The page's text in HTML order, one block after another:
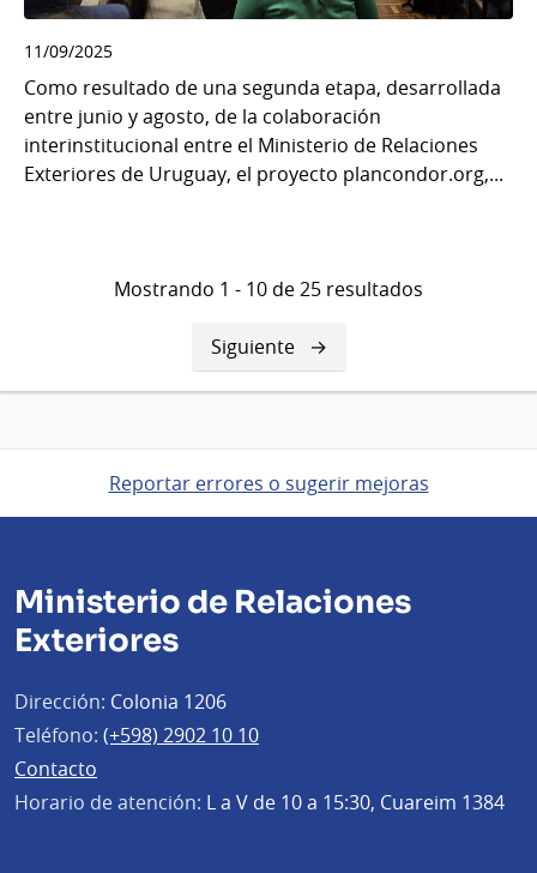
11/09/2025
Como resultado de una segunda etapa, desarrollada
entre junio y agosto, de la colaboración
interinstitucional entre el Ministerio de Relaciones
Exteriores de Uruguay, el proyecto plancondor.org,...
Mostrando 1 - 10 de 25 resultados
Siguiente
página
Siguiente
Reportar errores o sugerir mejoras
Ministerio de Relaciones
Exteriores
Dirección: Colonia 1206
Teléfono: (+598) 2902 10 10
Contacto
Horario de atención: L a V de 10 a 15:30, Cuareim 1384